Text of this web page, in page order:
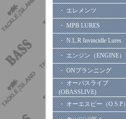
・ エレメンツ
・ MPB LURES
・ N.L.R Invincidle Lures
・ エンジン（ENGINE）
・ ONプランニング
・ オーバスライブ
(OBASSLIVE)
・ オーエスピー（O.S.P）